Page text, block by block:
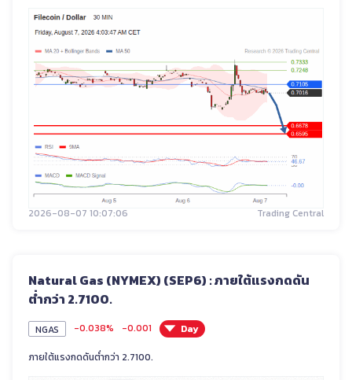
2026-08-07 10:07:06 Trading Central
Natural Gas (NYMEX) (SEP6) : ภายใต้แรงกดดัน
ต่ำกว่า 2.7100.
NGAS -0.038% -0.001
Day
ภายใต้แรงกดดันต่ำกว่า 2.7100.